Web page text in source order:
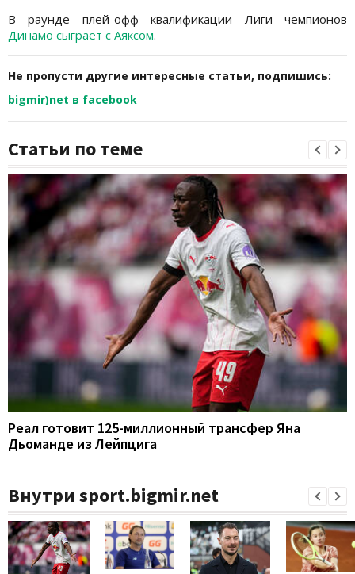
В раунде плей-офф квалификации Лиги чемпионов
Динамо сыграет с Аяксом.
Не пропусти другие интересные статьи, подпишись:
bigmir)net в facebook
Статьи по теме
Реал готовит 125-миллионный трансфер Яна
Дьоманде из Лейпцига
Внутри sport.bigmir.net